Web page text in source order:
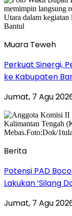
Muara Teweh
Perkuat Sinergi,
ke Kabupaten
Jumat, 7 Agu
Berita
Potensi PAD
Lakukan ‘Silang
Jumat, 7 Agu